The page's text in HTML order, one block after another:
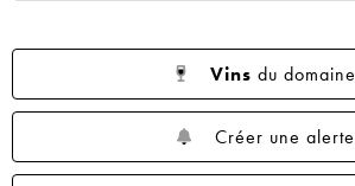
Vins du domaine
Créer une alerte